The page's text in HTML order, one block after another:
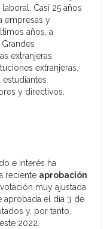
Casi 25 años
empresas y
años, a
extranjeras,
extranjeras.
y directivos.
e interés ha
reciente aprobación
muy ajustada
aprobada el día 3 de
y, por tanto,
2022.